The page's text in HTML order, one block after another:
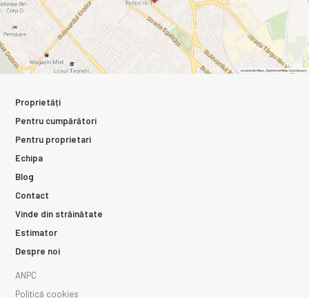
Proprietăți
Pentru cumpărători
Pentru proprietari
Echipa
Blog
Contact
Vinde din străinătate
Estimator
Despre noi
ANPC
Politică cookies